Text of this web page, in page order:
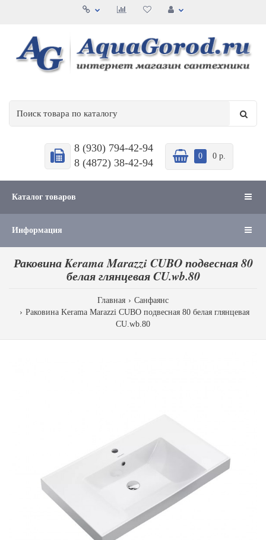
8 (930) 794-42-94
8 (4872) 38-42-94
0 0 р.
Каталог товаров
Информация
Раковина Kerama Marazzi CUBO подвесная 80
белая глянцевая CU.wb.80
Главная
Санфаянс
Раковина Kerama Marazzi CUBO подвесная 80 белая глянцевая
CU.wb.80